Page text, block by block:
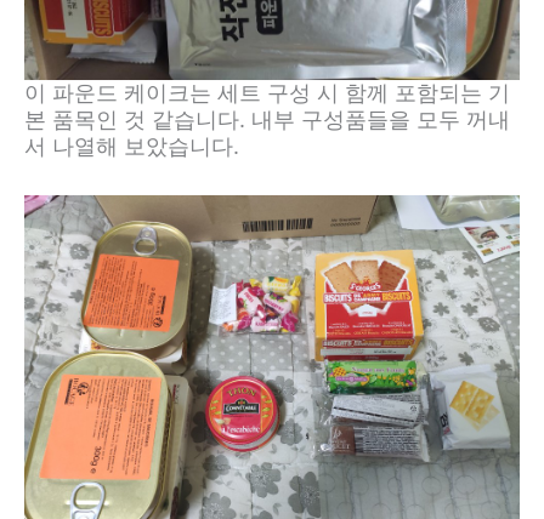
이 파운드 케이크는 세트 구성 시 함께 포함되는 기
본 품목인 것 같습니다. 내부 구성품들을 모두 꺼내
서 나열해 보았습니다.